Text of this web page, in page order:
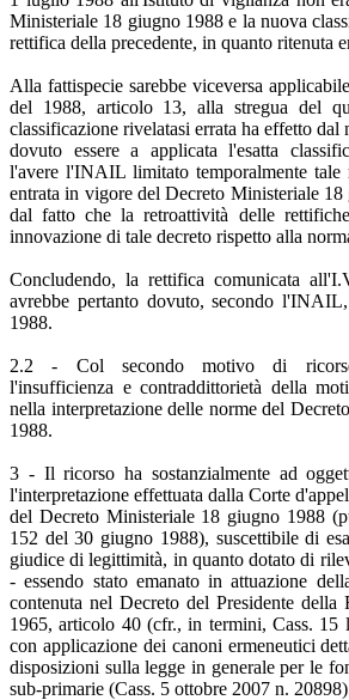
Ministeriale 18 giugno 1988 e la nuova
rettifica della precedente, in quanto ritenuta
Alla fattispecie sarebbe viceversa
del 1988, articolo 13, alla stregua del
classificazione rivelatasi errata ha effetto dal
dovuto essere a applicata l'esatta
l'avere l'INAIL limitato temporalmente tale
entrata in vigore del Decreto Ministeriale 18
dal fatto che la retroattività delle
innovazione di tale decreto rispetto alla
Concludendo, la rettifica comunicata
avrebbe pertanto dovuto, secondo
1988.
2.2 - Col secondo motivo di
l'insufficienza e contraddittorietà della
nella interpretazione delle norme del
1988.
3 - Il ricorso ha sostanzialmente ad
l'interpretazione effettuata dalla Corte
del Decreto Ministeriale 18 giugno 1988
152 del 30 giugno 1988), suscettibile di
giudice di legittimità, in quanto dotato di
- essendo stato emanato in attuazione
contenuta nel Decreto del Presidente della
1965, articolo 40 (cfr., in termini, Cass.
con applicazione dei canoni ermeneutici
disposizioni sulla legge in generale per le
sub-primarie (Cass. 5 ottobre 2007 n.